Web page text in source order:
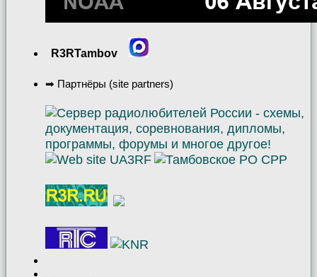
R3RTambov
➡ Партнёры (site partners)